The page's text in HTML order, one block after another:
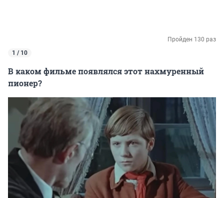
Пройден 130 раз
1 / 10
В каком фильме появлялся этот нахмуренный
пионер?